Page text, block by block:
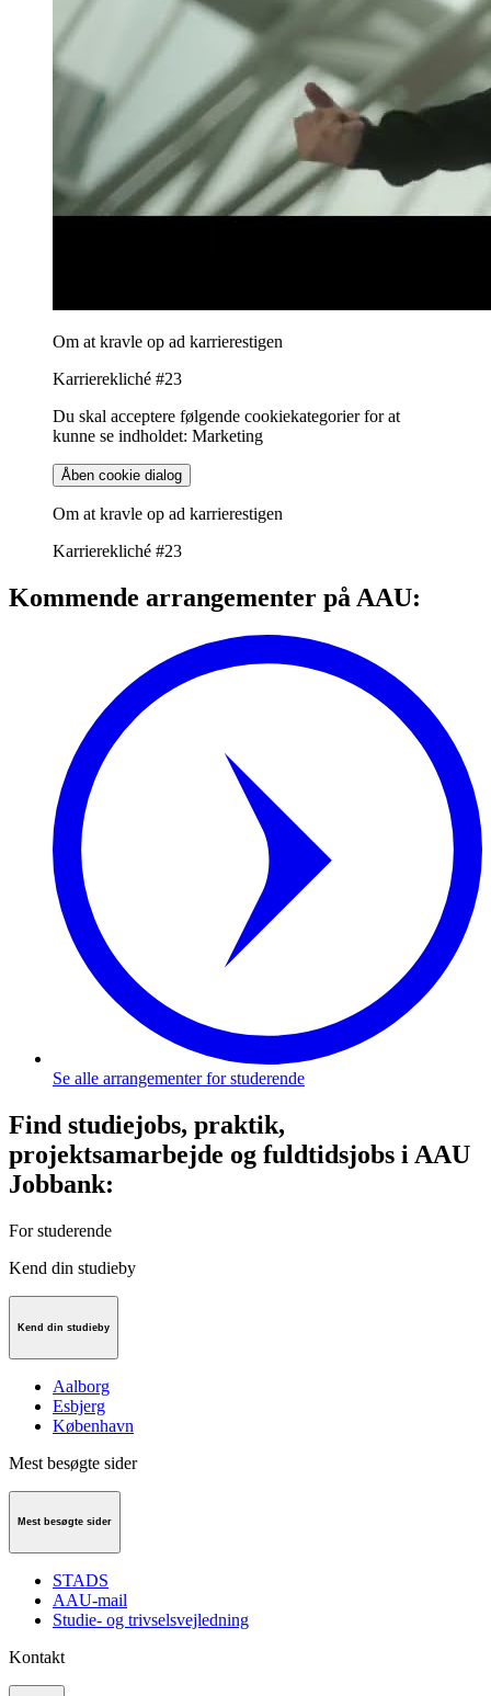
Om at kravle op ad karrierestigen
Karrierekliché #23
Du skal acceptere følgende cookiekategorier for at
kunne se indholdet: Marketing
Åben cookie dialog
Om at kravle op ad karrierestigen
Karrierekliché #23
Kommende arrangementer på AAU:
Se alle arrangementer for studerende
Find studiejobs, praktik,
projektsamarbejde og fuldtidsjobs i AAU
Jobbank:
For studerende
Kend din studieby
Kend din studieby
Aalborg
Esbjerg
København
Mest besøgte sider
Mest besøgte sider
STADS
AAU-mail
Studie- og trivselsvejledning
Kontakt